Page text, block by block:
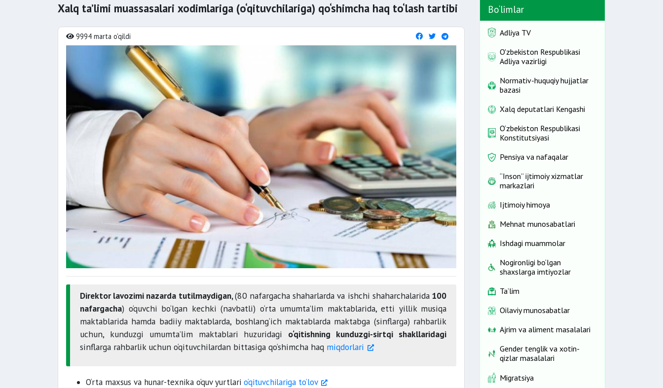
Xalq ta’limi muassasalari xodimlariga (o‘qituvchilariga) qo‘shimcha haq to‘lash tartibi
9994 marta o'qildi
Direktor lavozimi nazarda tutilmaydigan,(80 nafargacha shaharlarda va ishchi shaharchalarida100
nafargacha) o‘quvchi bo‘lgan kechki (navbatli) o‘rta umumta’lim maktablarida, etti yillik musiqa
maktablarida hamda badiiy maktablarda, boshlang‘ich maktablarda maktabga (sinflarga) rahbarlik
uchun, kunduzgi umumta’lim maktablari huzuridagi o‘qitishning kunduzgi-sirtqi shakllaridagi
sinflarga rahbarlik uchun o‘qituvchilardan bittasiga qo‘shimcha haq miqdorlari
O‘rta maxsus va hunar-texnika o‘quv yurtlari o‘qituvchilariga to‘lov
Bo‘limlar
Adliya TV
O'zbekiston Respublikasi
Adliya vazirligi
Normativ-huquqiy hujjatlar
bazasi
Xalq deputatlari Kengashi
O‘zbekiston Respublikasi
Konstitutsiyasi
Pensiya va nafaqalar
“Inson” ijtimoiy xizmatlar
markazlari
Ijtimoiy himoya
Mehnat munosabatlari
Ishdagi muammolar
Nogironligi bo‘lgan
shaxslarga imtiyozlar
Ta’lim
Oilaviy munosabatlar
Ajrim va aliment masalalari
Gender tenglik va xotin-
qizlar masalalari
Migratsiya